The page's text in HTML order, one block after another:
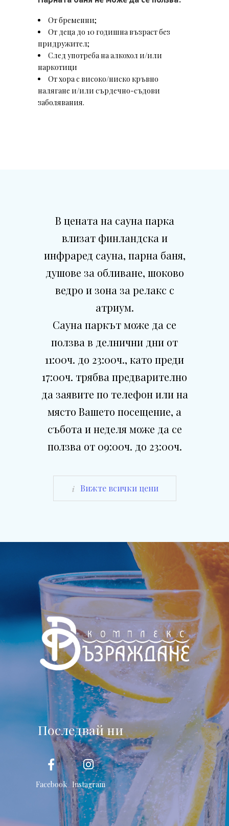
От бременни;
От деца до 10 годишна възраст без
придружител;
След употреба на алкохол и/или
наркотици
От хора с високо/ниско кръвно
налягане и/или сърдечно-съдови
заболявания.
В цената на сауна парка
влизат финландска и
инфраред сауна, парна баня,
душове за обливане, шоково
ведро и зона за релакс с
атриум.
Сауна паркът може да се
ползва в делнични дни от
11:00ч. до 23:00ч., като преди
17:00ч. трябва предварително
да заявите по телефон или на
място Вашето посещение, а
събота и неделя може да се
ползва от 09:00ч. до 23:00ч.
Вижте всички цени
Последвай ни
Facebook Instagram